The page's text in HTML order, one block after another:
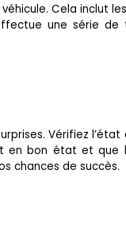
Cela inclut
une série
Vérifiez
en bon état et
chances de succès.